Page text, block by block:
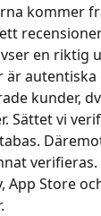
kommer
en riktig
är
kunder,
Sättet vi
App Store